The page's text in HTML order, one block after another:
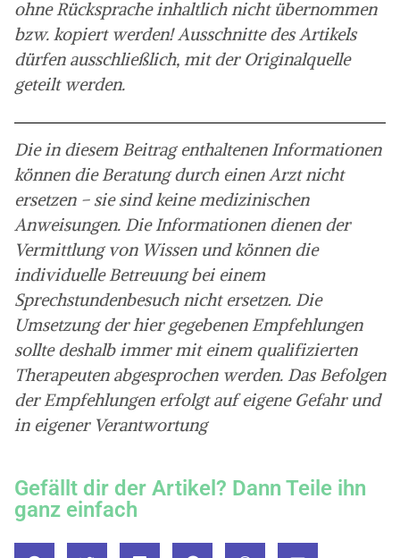
ohne Rücksprache inhaltlich nicht übernommen
bzw. kopiert werden! Ausschnitte des Artikels
dürfen ausschließlich, mit der Originalquelle
geteilt werden.
Die in diesem Beitrag enthaltenen Informationen
können die Beratung durch einen Arzt nicht
ersetzen – sie sind keine medizinischen
Anweisungen. Die Informationen dienen der
Vermittlung von Wissen und können die
individuelle Betreuung bei einem
Sprechstundenbesuch nicht ersetzen. Die
Umsetzung der hier gegebenen Empfehlungen
sollte deshalb immer mit einem qualifizierten
Therapeuten abgesprochen werden. Das Befolgen
der Empfehlungen erfolgt auf eigene Gefahr und
in eigener Verantwortung
Gefällt dir der Artikel? Dann Teile ihn
ganz einfach